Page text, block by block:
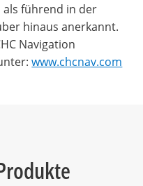
als führend in der
hinaus anerkannt.
Navigation
www.chcnav.com